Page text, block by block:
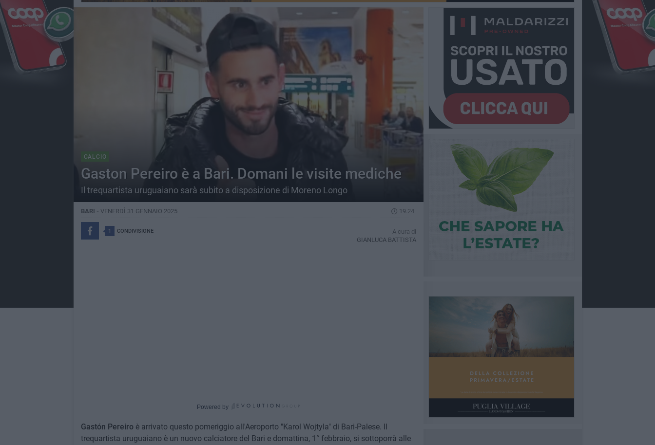
CALCIO
Gaston Pereiro è a Bari. Domani le visite mediche
Il trequartista uruguaiano sarà subito a disposizione di Moreno Longo
BARI - VENERDÌ 31 GENNAIO 2025 19.24
1 CONDIVISIONE
A cura di
GIANLUCA BATTISTA
Powered by
Gastón Pereiro è arrivato questo pomeriggio all'Aeroporto "Karol Wojtyla" di Bari-Palese. Il
trequartista uruguaiano è un nuovo calciatore del Bari e domattina, 1° febbraio, si sottoporrà alle